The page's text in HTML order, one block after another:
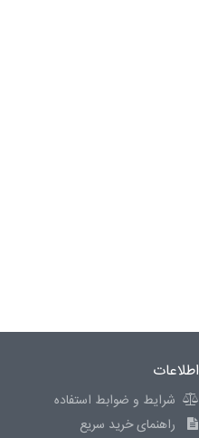
اطلاعات
شرایط و ضوابط استفاده
راهنمای خرید سریع